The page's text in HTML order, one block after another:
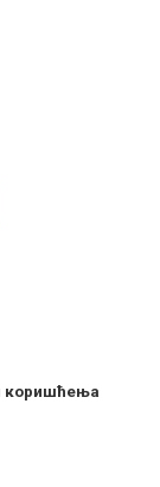
коришћења